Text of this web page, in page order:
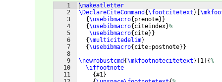
1
2
3
4
5
6
7
8
9
10
11
\makeatletter
\DeclareCiteCommand {\footcitetext} [
{\usebibmacro{prenote}}
{\usebibmacro{citeindex}%
\usebibmacro{cite}}
{\multicitedelim}
{\usebibmacro{cite:postnote}}
\newrobustcmd {\mkfootnotecitetext} [1 ] {%
\iffootnote
{#1 }